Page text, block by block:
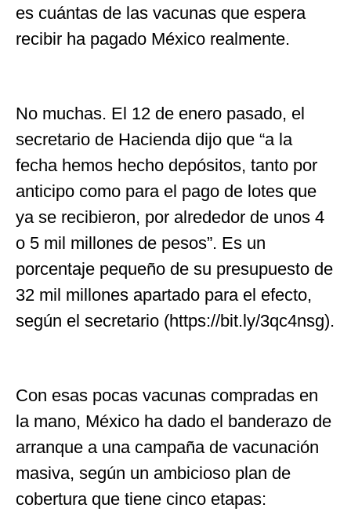
es cuántas de las vacunas que espera
recibir ha pagado México realmente.
No muchas. El 12 de enero pasado, el
secretario de Hacienda dijo que “a la
fecha hemos hecho depósitos, tanto por
anticipo como para el pago de lotes que
ya se recibieron, por alrededor de unos 4
o 5 mil millones de pesos”. Es un
porcentaje pequeño de su presupuesto de
32 mil millones apartado para el efecto,
según el secretario (https://bit.ly/3qc4nsg).
Con esas pocas vacunas compradas en
la mano, México ha dado el banderazo de
arranque a una campaña de vacunación
masiva, según un ambicioso plan de
cobertura que tiene cinco etapas: